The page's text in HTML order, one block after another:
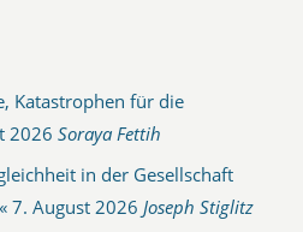
Katastrophen für die
2026 Soraya Fettih
in der Gesellschaft
7. August 2026 Joseph Stiglitz